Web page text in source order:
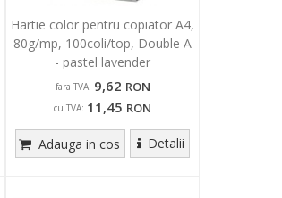
Hartie color pentru copiator A4,
80g/mp, 100coli/top, Double A
- pastel lavender
fara TVA: 9,62 RON
cu TVA: 11,45 RON
Adauga in cos Detalii